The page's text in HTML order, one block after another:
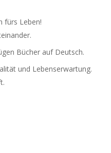
fürs Leben!
Bücher auf Deutsch.
und Lebenserwartung.